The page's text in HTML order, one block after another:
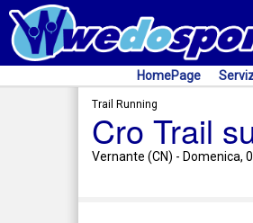
HomePage
Trail Running
Cro Trail
Vernante (CN) - Domenica,